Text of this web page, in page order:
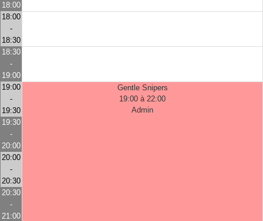
18:00
18:00
-
18:30
18:30
-
19:00
19:00
-
19:30
Gentle Snipers
19:00 à 22:00
Admin
19:30
-
20:00
20:00
-
20:30
20:30
-
21:00